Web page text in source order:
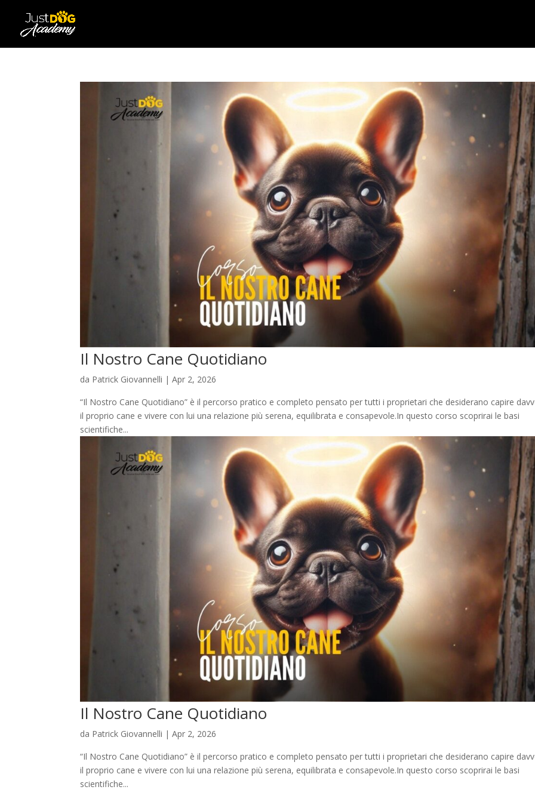
Il Nostro Cane Quotidiano
da Patrick Giovannelli |Apr 2, 2026
“Il Nostro Cane Quotidiano” è il percorso pratico e completo pensato per tutti i proprietari che desiderano capire
il proprio cane e vivere con lui una relazione più serena, equilibrata e consapevole.In questo corso scoprirai le basi
scientifiche...
Il Nostro Cane Quotidiano
da Patrick Giovannelli |Apr 2, 2026
“Il Nostro Cane Quotidiano” è il percorso pratico e completo pensato per tutti i proprietari che desiderano capire
il proprio cane e vivere con lui una relazione più serena, equilibrata e consapevole.In questo corso scoprirai le basi
scientifiche...